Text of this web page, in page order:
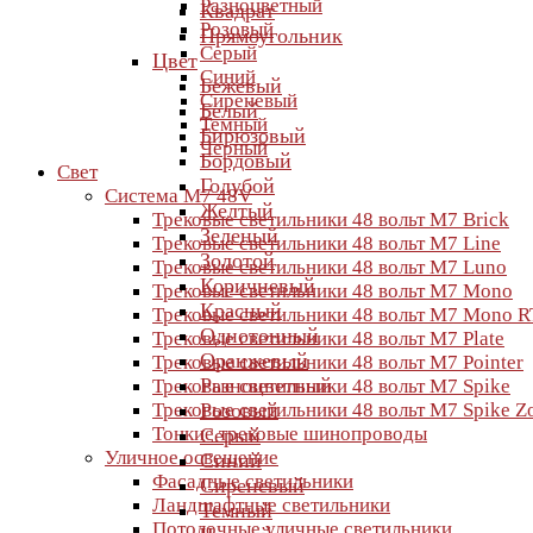
Разноцветный
Розовый
Серый
Синий
Сиреневый
Темный
Черный
Свет
Система M7 48V
Трековые светильники 48 вольт M7 Brick
Трековые светильники 48 вольт M7 Line
Трековые светильники 48 вольт M7 Luno
Трековые светильники 48 вольт M7 Mono
Трековые светильники 48 вольт M7 Mono
Трековые светильники 48 вольт M7 Plate
Трековые светильники 48 вольт M7 Pointer
Трековые светильники 48 вольт M7 Spike
Трековые светильники 48 вольт M7 Spike
Тонкие трековые шинопроводы
Уличное освещение
Фасадные светильники
Ландшафтные светильники
Квадрат
Прямоугольник
Цвет
Бежевый
Белый
Бирюзовый
Бордовый
Голубой
Желтый
Зеленый
Золотой
Коричневый
Красный
Однотонный
Оранжевый
Разноцветный
Розовый
Серый
Синий
Сиреневый
Темный